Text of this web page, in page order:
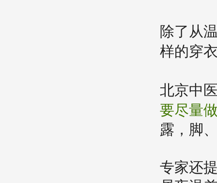
除了从
样的穿
北京中
要尽量
露，脚
专家还